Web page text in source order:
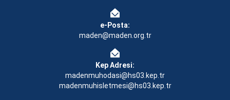
e-Posta:
maden@maden.org.tr
Kep Adresi:
madenmuhodasi@hs03.kep.tr
madenmuhisletmesi@hs03.kep.tr